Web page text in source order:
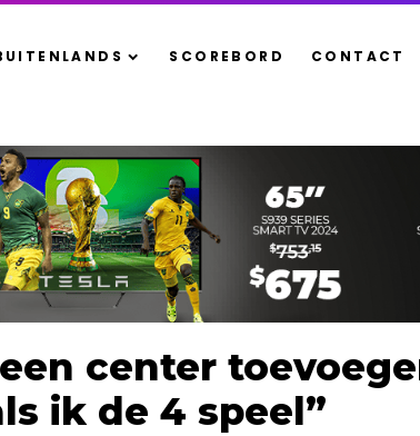
SCOREBORD CONTACT
center
ik de 4 speel”